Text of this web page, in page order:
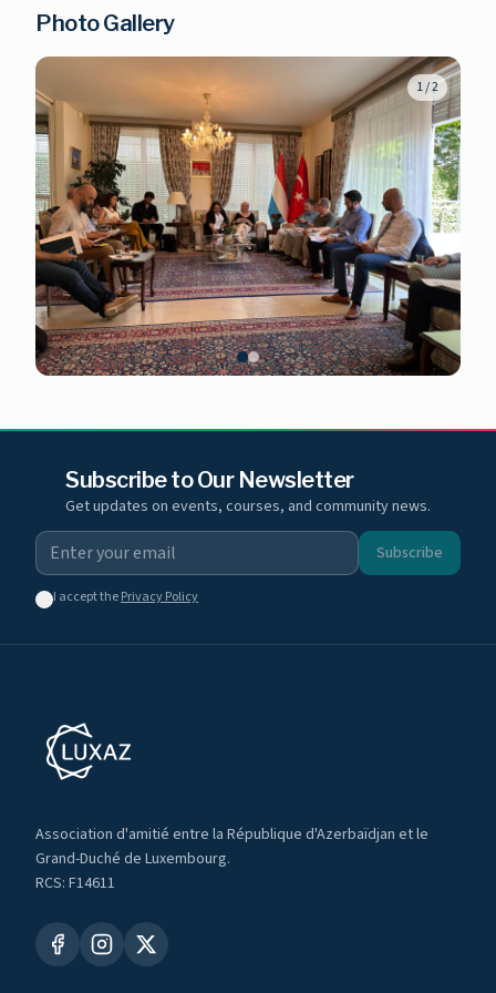
Photo Gallery
1/2
Subscribe to Our Newsletter
Get updates on events, courses, and community news.
Subscribe
I accept thePrivacy Policy
Association d'amitié entre la République d'Azerbaïdjan et le
Grand-Duché de Luxembourg.
RCS: F14611